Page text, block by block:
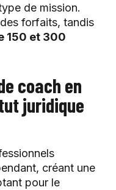
de mission.
forfaits, tandis
150 et 300
coach en
juridique
créant une
pour le